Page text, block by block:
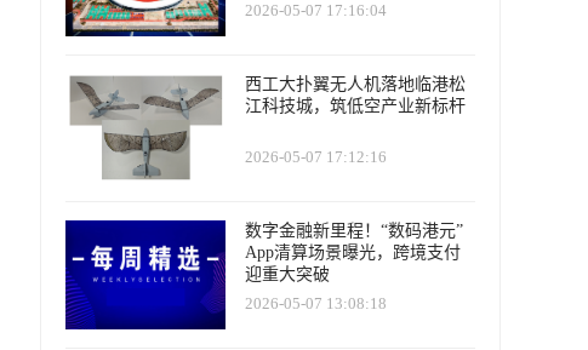
2026-05-07 17:16:04
西工大扑翼无人机落地临港松
江科技城，筑低空产业新标杆
2026-05-07 17:12:16
数字金融新里程！“数码港元”
App清算场景曝光，跨境支付
迎重大突破
2026-05-07 13:08:18